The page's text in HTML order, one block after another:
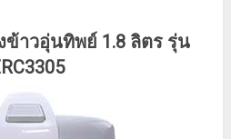
ข้าวอุ่นทิพย์ 1.8 ลิตร รุ่น